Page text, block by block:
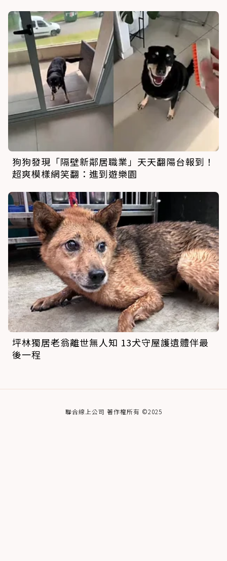
狗狗發現「隔壁新鄰居職業」天天翻陽台報到！
超爽模樣網笑翻：進到遊樂園
坪林獨居老翁離世無人知 13犬守屋護遺體伴最
後一程
聯合線上公司 著作權所有 ©2025